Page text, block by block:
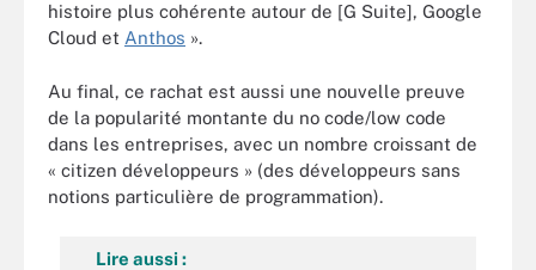
histoire plus cohérente autour de [G Suite], Google
Cloud et Anthos ».
Au final, ce rachat est aussi une nouvelle preuve
de la popularité montante du no code/low code
dans les entreprises, avec un nombre croissant de
« citizen développeurs » (des développeurs sans
notions particulière de programmation).
Lire aussi :